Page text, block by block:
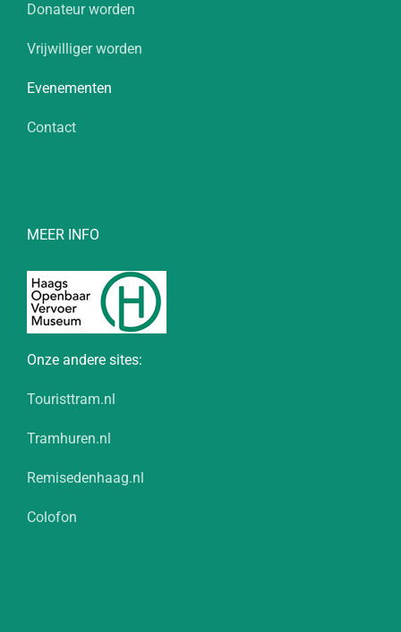
Donateur worden
Vrijwilliger worden
Evenementen
Contact
MEER INFO
Onze andere sites:
Touristtram.nl
Tramhuren.nl
Remisedenhaag.nl
Colofon